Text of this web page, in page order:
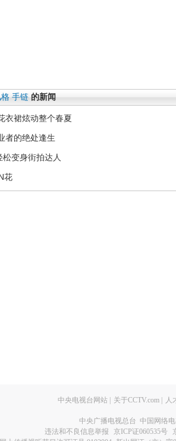
手链 的新闻
衣裙炫动整个春夏
者的绝处逢生
变身街拍达人
花
中央电视台网站 | 关于CCTV.com | 人
中央广播电视总台 中国网络
违法和不良信息举报
京ICP证060535号